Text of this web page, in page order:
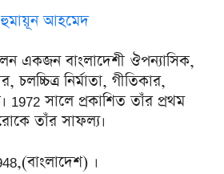
হুমায়ূন আহমেদ
একজন বাংলাদেশী ঔপন্যাসিক,
চলচ্চিত্র নির্মাতা, গীতিকার,
1972 সালে প্রকাশিত তাঁর প্রথম
তাঁর সাফল্য।
।